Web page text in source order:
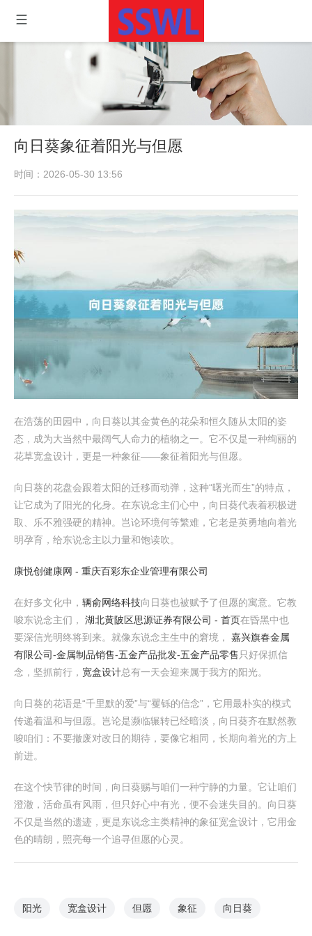
向日葵象征着阳光与但愿
时间：2026-05-30 13:56
在浩荡的田园中，向日葵以其金黄色的花朵和恒久随从太阳的姿
态，成为大当然中最阔气人命力的植物之一。它不仅是一种绚丽的
花草宽盒设计，更是一种象征——象征着阳光与但愿。
向日葵的花盘会跟着太阳的迁移而动弹，这种“曙光而生”的特点，
让它成为了阳光的化身。在东说念主们心中，向日葵代表着积极进
取、乐不雅强硬的精神。岂论环境何等繁难，它老是英勇地向着光
明孕育，给东说念主以力量和饱读吹。
康悦创健康网 - 重庆百彩东企业管理有限公司
在好多文化中， 辆俞网络科技向日葵也被赋予了但愿的寓意。它教
唆东说念主们， 湖北黄陂区思源证券有限公司 - 首页在昏黑中也
要深信光明终将到来。就像东说念主生中的窘境， 嘉兴旗春金属
有限公司-金属制品销售-五金产品批发-五金产品零售只好保抓信
念，坚抓前行， 宽盒设计总有一天会迎来属于我方的阳光。
向日葵的花语是“千里默的爱”与“矍铄的信念”，它用最朴实的模式
传递着温和与但愿。岂论是濒临辗转已经暗淡，向日葵齐在默然教
唆咱们：不要撤废对改日的期待，要像它相同，长期向着光的方上
前进。
在这个快节律的时间，向日葵赐与咱们一种宁静的力量。它让咱们
澄澈，活命虽有风雨，但只好心中有光，便不会迷失目的。向日葵
不仅是当然的遗迹，更是东说念主类精神的象征宽盒设计，它用金
色的晴朗，照亮每一个追寻但愿的心灵。
阳光 宽盒设计 但愿 象征 向日葵